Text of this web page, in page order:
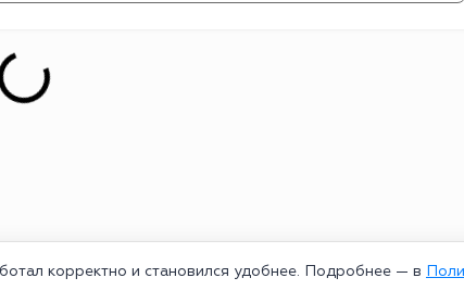
корректно и становился удобнее. Подробнее — в